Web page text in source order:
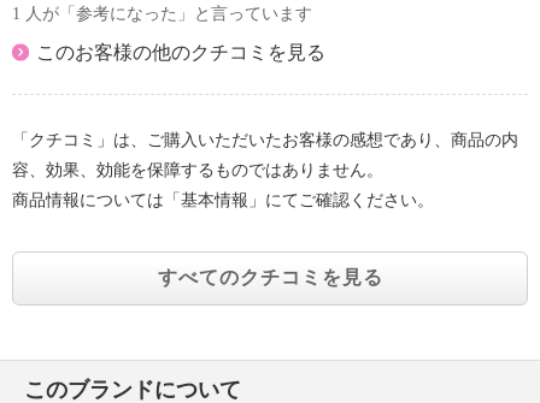
1 人が「参考になった」と言っています
このお客様の他のクチコミを見る
「クチコミ」は、ご購入いただいたお客様の感想であり、商品の内
容、効果、効能を保障するものではありません。
商品情報については「基本情報」にてご確認ください。
すべてのクチコミを見る
このブランドについて